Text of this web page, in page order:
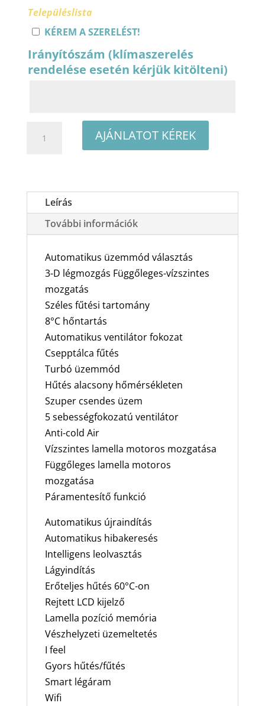
Településlista
KÉREM A SZERELÉST!
Irányítószám (klímaszerelés
rendelése esetén kérjük kitölteni)
Black
split
klíma
csomag
mennyiség
AJÁNLATOT KÉREK
Leírás
További információk
Automatikus üzemmód választás
3-D légmozgás Függőleges-vízszintes
mozgatás
Széles fűtési tartomány
8°C hőntartás
Automatikus ventilátor fokozat
Csepptálca fűtés
Turbó üzemmód
Hűtés alacsony hőmérsékleten
Szuper csendes üzem
5 sebességfokozatú ventilátor
Anti-cold Air
Vízszintes lamella motoros mozgatása
Függőleges lamella motoros
mozgatása
Páramentesítő funkció
Automatikus újraindítás
Automatikus hibakeresés
Intelligens leolvasztás
Lágyindítás
Erőteljes hűtés 60°C-on
Rejtett LCD kijelző
Lamella pozíció memória
Vészhelyzeti üzemeltetés
I feel
Gyors hűtés/fűtés
Smart légáram
Wifi